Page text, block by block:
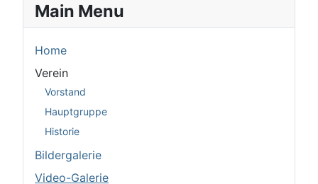
Main Menu
Home
Verein
Vorstand
Hauptgruppe
Historie
Bildergalerie
Video-Galerie